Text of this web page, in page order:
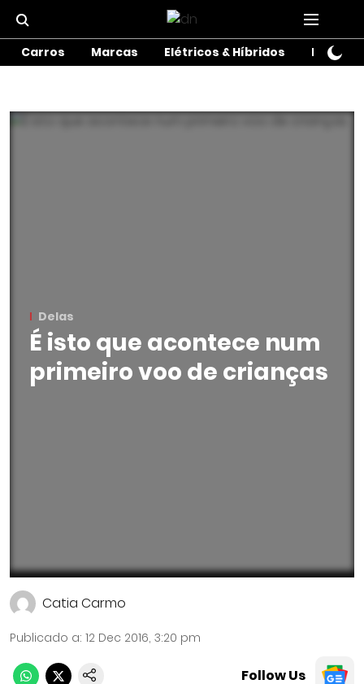
Carros Marcas Elétricos & Híbridos Motos
Delas
É isto que acontece num
primeiro voo de crianças
Catia Carmo
Publicado a: 12 Dec 2016, 3:20 pm
Follow Us